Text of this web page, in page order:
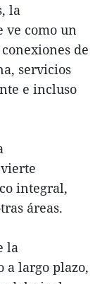
la
ve como un
de
servicios
e incluso
integral,
áreas.
la
largo plazo,